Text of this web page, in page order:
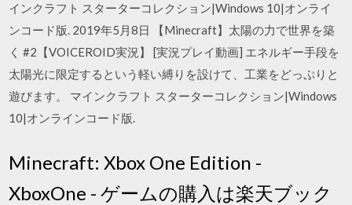
インクラフト スターターコレクション|Windows 10|オンライ
ンコード版. 2019年5月8日 【Minecraft】太陽の力で世界を築
く #2【VOICEROID実況】 [実況プレイ動画] エネルギー手段を
太陽光に限定するという軽い縛りを設けて、工業をどっぷりと
遊びます。 マインクラフト スターターコレクション|Windows
10|オンラインコード版.
Minecraft: Xbox One Edition -
XboxOne - ゲームの購入は楽天ブック